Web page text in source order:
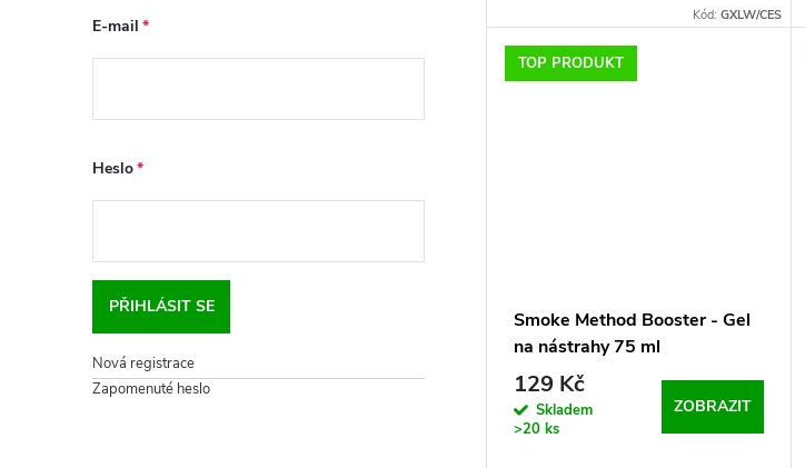
E-mail
Heslo
PŘIHLÁSIT SE
Nová registrace
Zapomenuté heslo
šnekovitém tvaru jsou navrženy tak,
vody a...
Kód:GXLW/CES
TOP PRODUKT
Smoke Method Booster - Gel
na nástrahy 75 ml
129 Kč
Skladem
>20 ks
ZOBRAZIT